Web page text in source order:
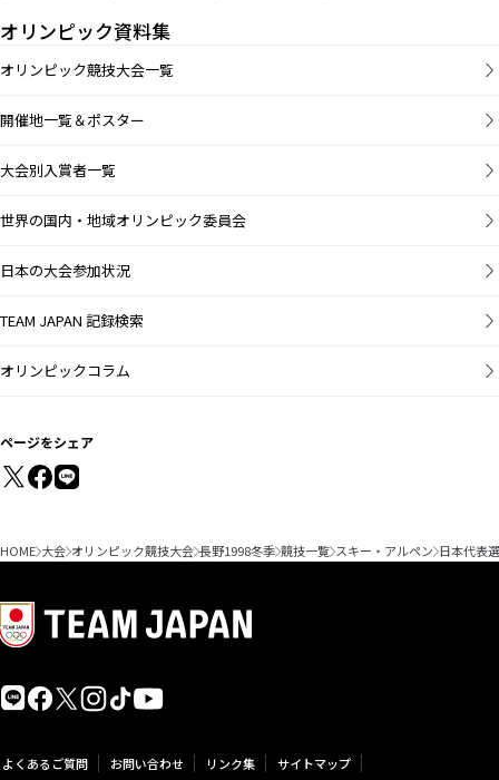
オリンピック資料集
オリンピック競技大会一覧
開催地一覧＆ポスター
大会別入賞者一覧
世界の国内・地域オリンピック委員会
日本の大会参加状況
TEAM JAPAN 記録検索
オリンピックコラム
ページをシェア
HOME 大会 オリンピック競技大会 長野1998冬季 競技一覧 スキー・アルペン 日本代表
よくあるご質問 お問い合わせ リンク集 サイトマップ